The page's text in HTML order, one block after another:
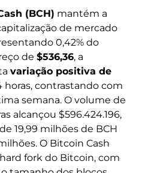
(BCH) mantém a
de mercado
0,42% do
de $536,36, a
variação positiva de
horas, contrastando com
semana. O volume de
alcançou $596.424.196,
19,99 milhões de BCH
O Bitcoin Cash
fork do Bitcoin, com